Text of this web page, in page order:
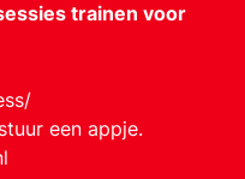
trainen voor
een appje.